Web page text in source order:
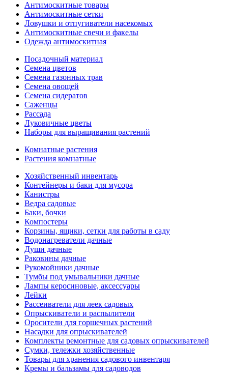
Антимоскитные товары
Антимоскитные сетки
Ловушки и отпугиватели насекомых
Антимоскитные свечи и факелы
Одежда антимоскитная
Посадочный материал
Семена цветов
Семена газонных трав
Семена овощей
Семена сидератов
Саженцы
Рассада
Луковичные цветы
Наборы для выращивания растений
Комнатные растения
Растения комнатные
Хозяйственный инвентарь
Контейнеры и баки для мусора
Канистры
Ведра садовые
Баки, бочки
Компостеры
Корзины, ящики, сетки для работы в саду
Водонагреватели дачные
Души дачные
Раковины дачные
Рукомойники дачные
Тумбы под умывальники дачные
Лампы керосиновые, аксессуары
Лейки
Рассеиватели для леек садовых
Опрыскиватели и распылители
Оросители для горшечных растений
Насадки для опрыскивателей
Комплекты ремонтные для садовых опрыскивателей
Сумки, тележки хозяйственные
Товары для хранения садового инвентаря
Кремы и бальзамы для садоводов